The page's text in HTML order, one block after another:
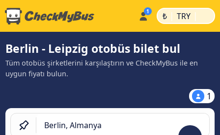
₺ | TRY |
Berlin - Leipzig otobüs bilet bul
Tüm otobüs şirketlerini karşılaştırın ve CheckMyBus ile en
uygun fiyatı bulun.
1